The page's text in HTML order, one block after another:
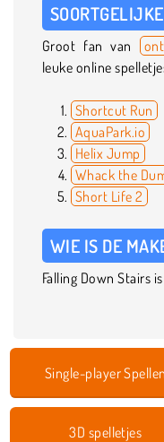
Groot fan van
leuke online
Shortcut Run
AquaPark.io
Helix Jump
Whack the
Short Life 2
WIE IS DE
Falling Down Stairs
Single-player Spellen
3D spelletjes